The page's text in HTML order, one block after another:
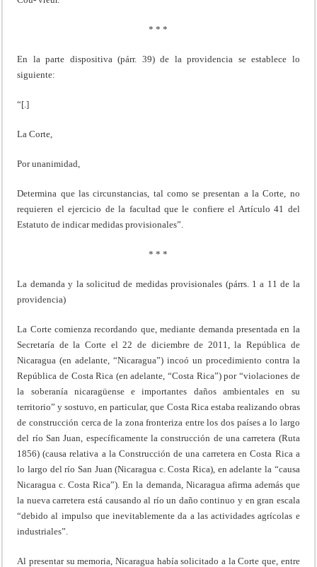
* * *
En la parte dispositiva (párr. 39) de la providencia se establece lo
siguiente:
“[.]
La Corte,
Por unanimidad,
Determina que las circunstancias, tal como se presentan a la Corte, no
requieren el ejercicio de la facultad que le confiere el Artículo 41 del
Estatuto de indicar medidas provisionales”.
* * *
La demanda y la solicitud de medidas provisionales (párrs. 1 a 11 de la
providencia)
La Corte comienza recordando que, mediante demanda presentada en la
Secretaría de la Corte el 22 de diciembre de 2011, la República de
Nicaragua (en adelante, “Nicaragua”) incoó un procedimiento contra la
República de Costa Rica (en adelante, “Costa Rica”) por “violaciones de
la soberanía nicaragüense e importantes daños ambientales en su
territorio” y sostuvo, en particular, que Costa Rica estaba realizando obras
de construcción cerca de la zona fronteriza entre los dos países a lo largo
del río San Juan, específicamente la construcción de una carretera (Ruta
1856) (causa relativa a la Construcción de una carretera en Costa Rica a
lo largo del río San Juan (Nicaragua c. Costa Rica), en adelante la “causa
Nicaragua c. Costa Rica”). En la demanda, Nicaragua afirma además que
la nueva carretera está causando al río un daño continuo y en gran escala
“debido al impulso que inevitablemente da a las actividades agrícolas e
industriales”.
Al presentar su memoria, Nicaragua había solicitado a la Corte que, entre